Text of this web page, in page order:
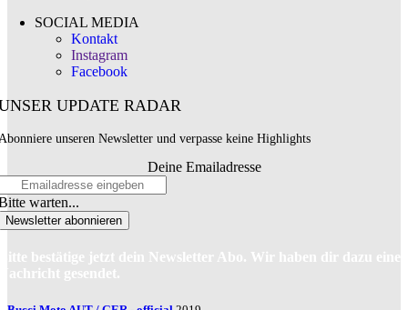
SOCIAL MEDIA
Kontakt
Instagram
Facebook
UPDATE RADAR
unseren Newsletter und verpasse keine Highlights
Deine Emailadresse
warten...
Newsletter abonnieren
bestätige jetzt dein Newsletter Abo. Wir haben dir dazu eine
gesendet.